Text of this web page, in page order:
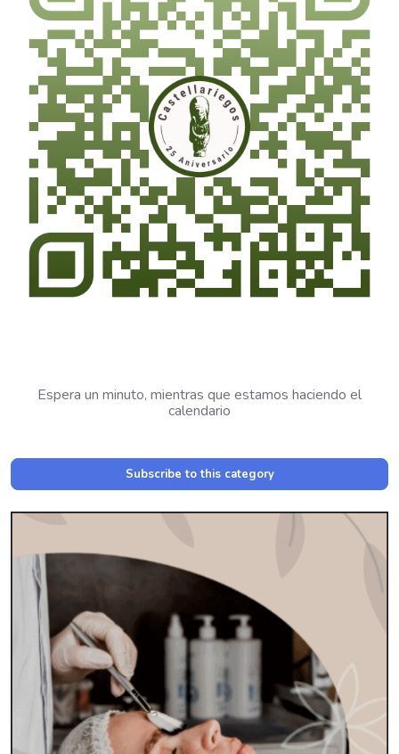
Espera un minuto, mientras que estamos haciendo el
calendario
Subscribe to this category